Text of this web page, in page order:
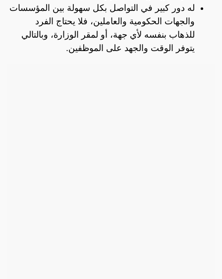
له دور كبير في التواصل بكل سهولة بين المؤسسات
والجهات الحكومية والعاملين، فلا يحتاج الفرد
للذهاب بنفسه لأي جهة، أو لمقر الوزارة، وبالتالي
يتوفر الوقت والجهد على الموظفين.